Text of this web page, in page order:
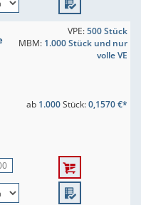
VPE:500 Stück
MBM: 1.000 Stück und nur
volle VE
ab 1.000Stück:0,1570 €*